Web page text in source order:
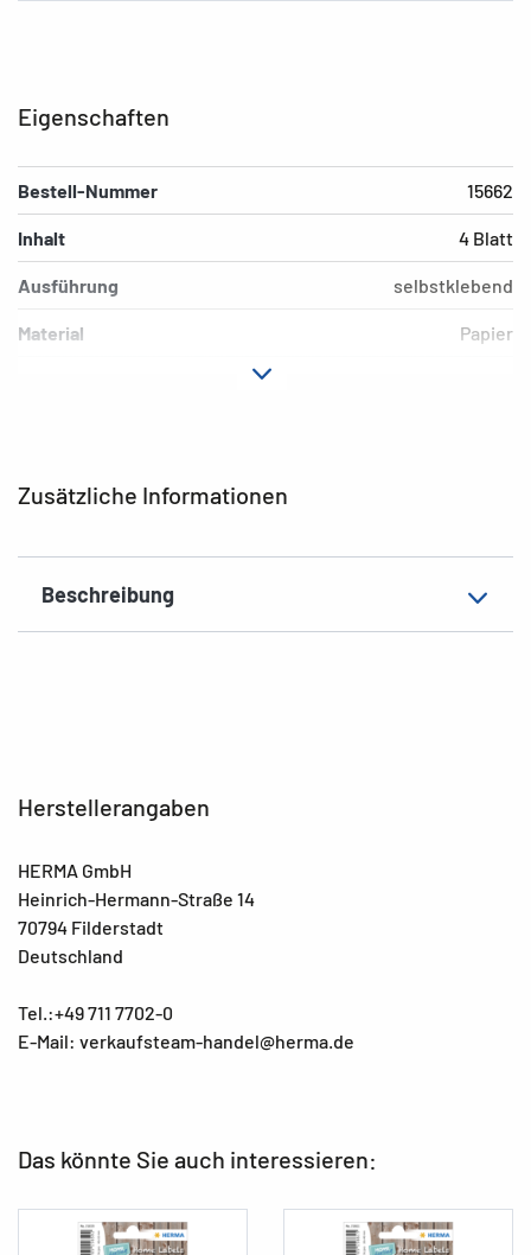
Zusätzliche Informationen
Beschreibung
Eigenschaften
Bestell-Nummer 15662
Inhalt 4 Blatt
Ausführung selbstklebend
Material Papier
Herstellerangaben
HERMA GmbH
Heinrich-Hermann-Straße 14
70794 Filderstadt
Deutschland
Tel.:+49 711 7702-0
E-Mail: verkaufsteam-handel@herma.de
Das könnte Sie auch interessieren: